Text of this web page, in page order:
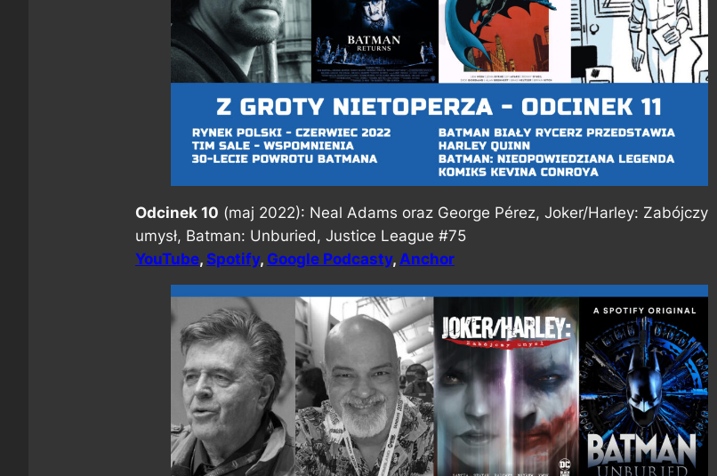
Odcinek 10 (maj 2022): Neal Adams oraz George Pérez, Joker/Harley: Zabójczy
umysł, Batman: Unburied, Justice League #75
YouTube, Spotify, Google Podcasty, Anchor